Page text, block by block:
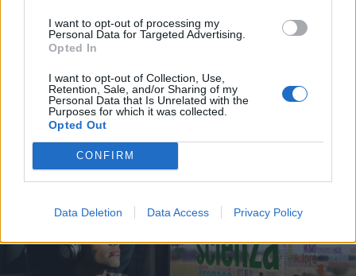
I want to opt-out of processing my
Personal Data for Targeted Advertising.
Opted In
I want to opt-out of Collection, Use,
Retention, Sale, and/or Sharing of my
Personal Data that Is Unrelated with the
Purposes for which it was collected.
Opted Out
CONFIRM
Data Deletion Data Access Privacy Policy
Quattro famiglie, un ex monastero
e una cassa comune. L’esempio di
condominio solidale di Portaverta